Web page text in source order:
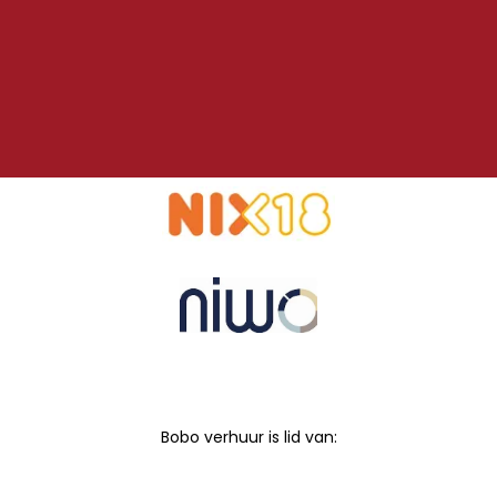
Bobo verhuur is lid van: